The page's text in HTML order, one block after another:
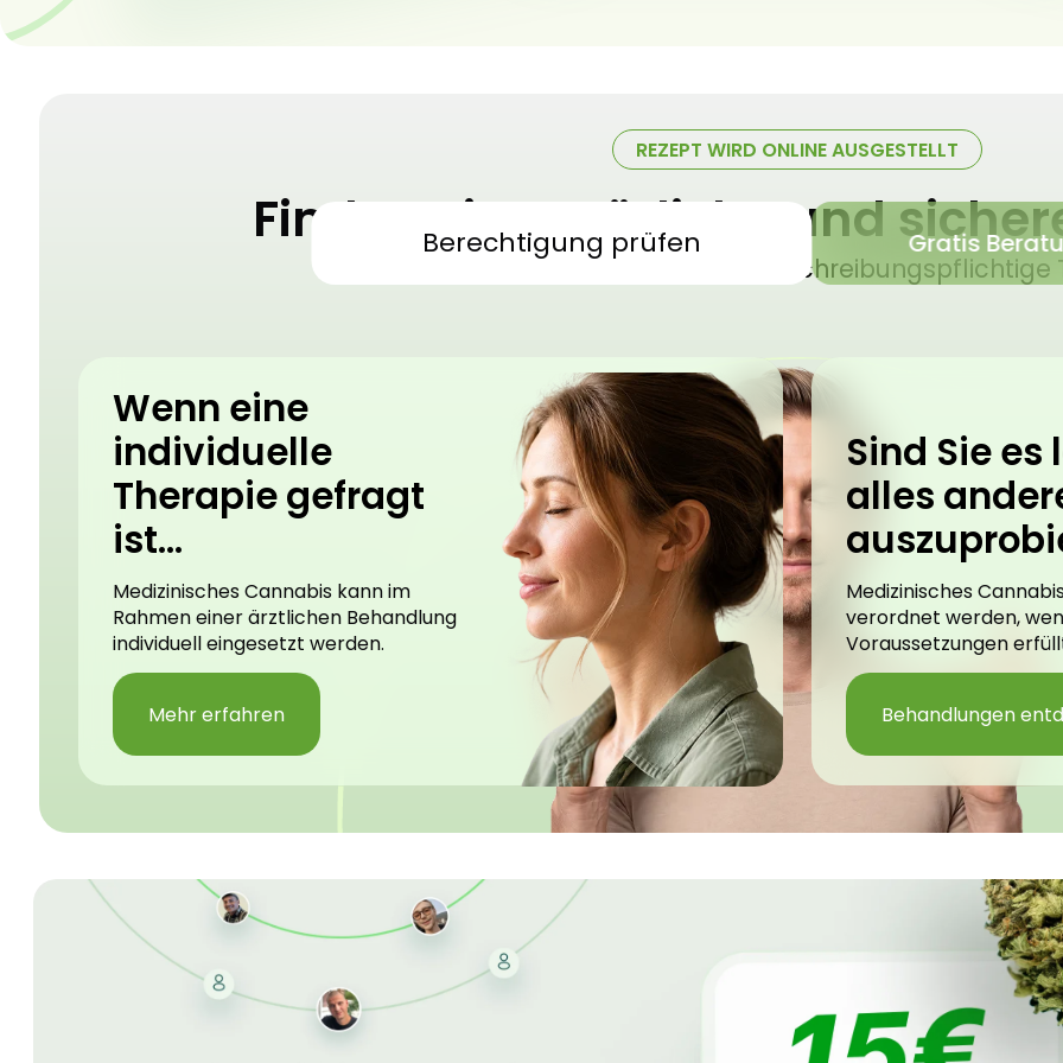
REZEPT WIRD ONLINE AUSGESTELLT
Finden Sie natürliche und
Medizinisches Cannabis – verschreibungspflichtige
Berechtigung prüfen Gratis
Wenn eine
individuelle
Therapie gefragt
ist...
Medizinisches Cannabis kann im
Rahmen einer ärztlichen Behandlung
individuell eingesetzt werden.
Mehr erfahren
Sind Sie es
alles
Medizinisches
verordnet werden,
Voraussetzungen
Behandlungen